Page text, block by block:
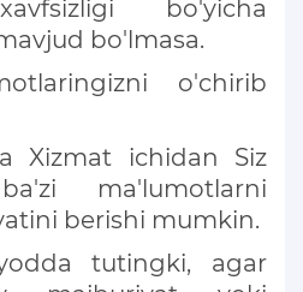
bo'yicha
bo'lmasa.
o'chirib
Xizmat ichidan Siz
ma'lumotlarni
berishi mumkin.
tutingki, agar